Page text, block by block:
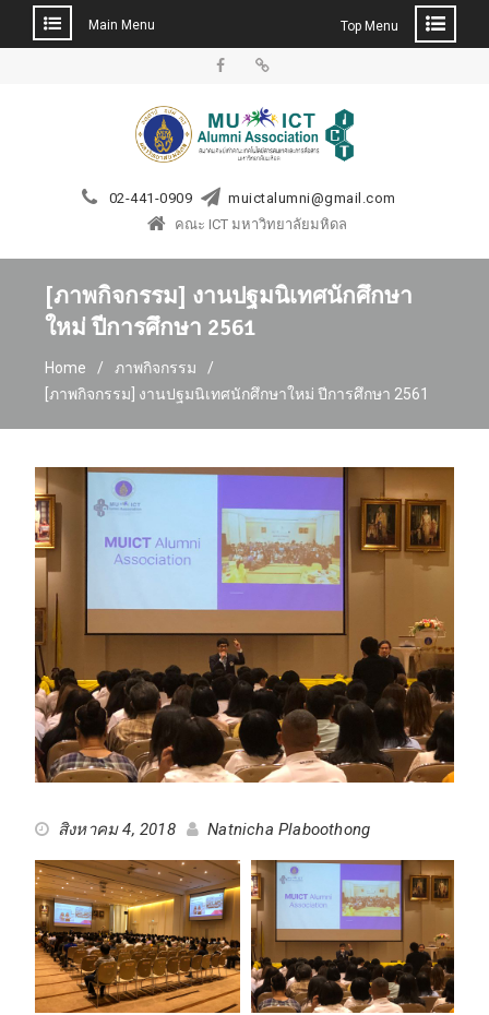
Main Menu Top Menu
02-441-0909
muictalumni@gmail.com
คณะ ICT มหาวิทยาลัยมหิดล
[ภาพกิจกรรม] งานปฐมนิเทศนักศึกษา
ใหม่ ปีการศึกษา 2561
Home
ภาพกิจกรรม
[ภาพกิจกรรม] งานปฐมนิเทศนักศึกษาใหม่ ปีการศึกษา 2561
สิงหาคม 4, 2018 Natnicha Plaboothong